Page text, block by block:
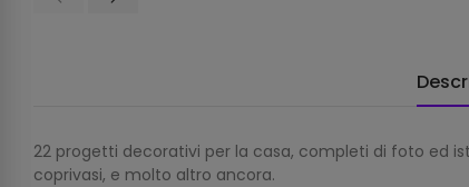
22 progetti decorativi per la casa, completi di foto ed
coprivasi, e molto altro ancora.